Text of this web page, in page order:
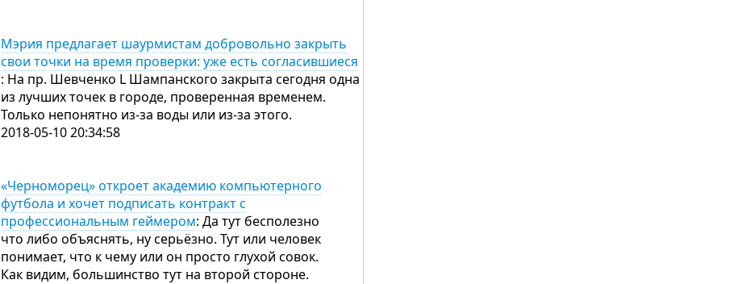
Мэрия предлагает шаурмистам добровольно закрыть
свои точки на время проверки: уже есть согласившиеся
: На пр. Шевченко L Шампанского закрыта сегодня одна
из лучших точек в городе, проверенная временем.
Только непонятно из-за воды или из-за этого.
2018-05-10 20:34:58
«Черноморец» откроет академию компьютерного
футбола и хочет подписать контракт с
профессиональным геймером: Да тут бесполезно
что либо объяснять, ну серьёзно. Тут или человек
понимает, что к чему или он просто глухой совок.
Как видим, большинство тут на второй стороне.